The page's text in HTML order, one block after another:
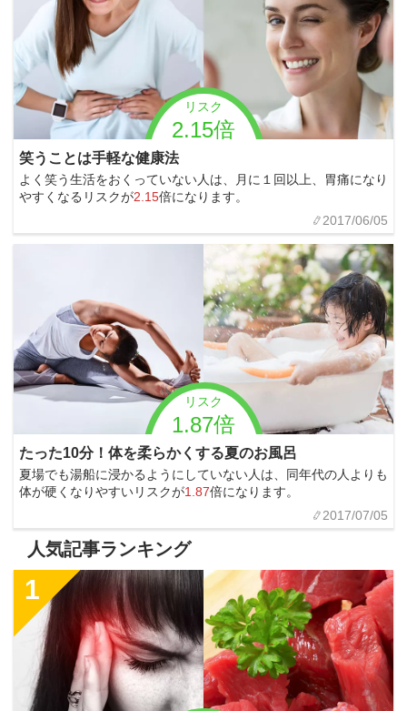
リスク
2.15倍
笑うことは手軽な健康法
よく笑う生活をおくっていない人は、月に１回以上、胃痛になり
やすくなるリスクが2.15倍になります。
2017/06/05
リスク
1.87倍
たった10分！体を柔らかくする夏のお風呂
夏場でも湯船に浸かるようにしていない人は、同年代の人よりも
体が硬くなりやすいリスクが1.87倍になります。
2017/07/05
人気記事ランキング
1